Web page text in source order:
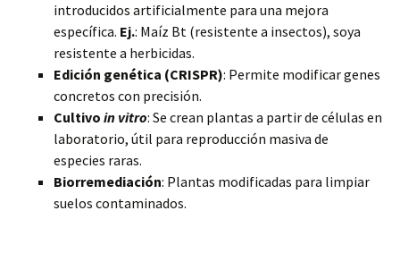
introducidos artificialmente para una mejora
específica. Ej.: Maíz Bt (resistente a insectos), soya
resistente a herbicidas.
Edición genética (CRISPR): Permite modificar genes
concretos con precisión.
Cultivo in vitro: Se crean plantas a partir de células en
laboratorio, útil para reproducción masiva de
especies raras.
Biorremediación: Plantas modificadas para limpiar
suelos contaminados.